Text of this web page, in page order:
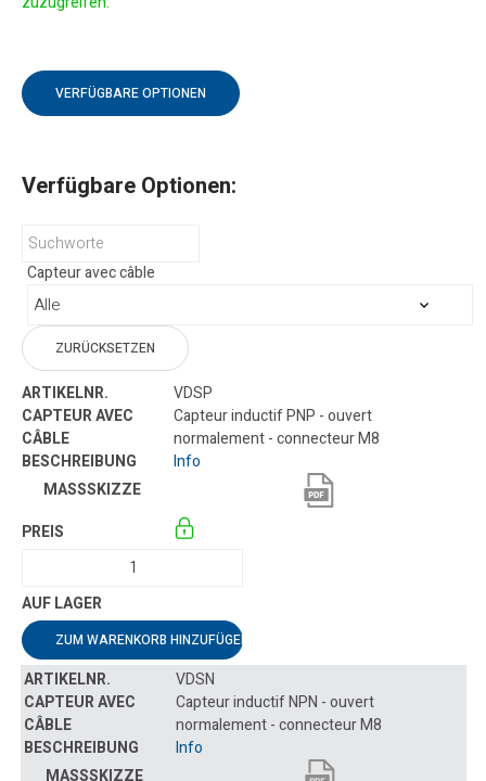
VERFÜGBARE OPTIONEN
Verfügbare Optionen:
Capteur avec câble
ZURÜCKSETZEN
VDSP
Capteur inductif PNP - ouvert
normalement - connecteur M8
Info
ZUM WARENKORB HINZUFÜGEN
VDSN
Capteur inductif NPN - ouvert
normalement - connecteur M8
Info